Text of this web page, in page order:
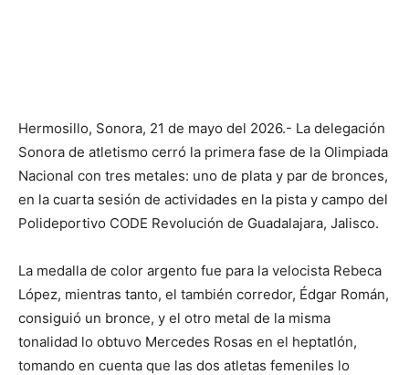
Hermosillo, Sonora, 21 de mayo del 2026.- La delegación
Sonora de atletismo cerró la primera fase de la Olimpiada
Nacional con tres metales: uno de plata y par de bronces,
en la cuarta sesión de actividades en la pista y campo del
Polideportivo CODE Revolución de Guadalajara, Jalisco.
La medalla de color argento fue para la velocista Rebeca
López, mientras tanto, el también corredor, Édgar Román,
consiguió un bronce, y el otro metal de la misma
tonalidad lo obtuvo Mercedes Rosas en el heptatlón,
tomando en cuenta que las dos atletas femeniles lo